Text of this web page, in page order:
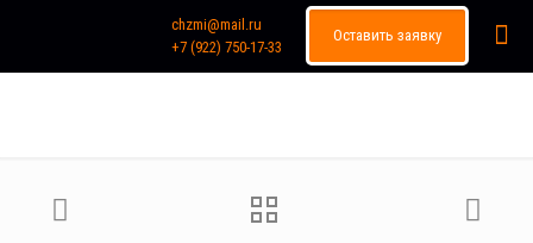
chzmi@mail.ru
+7 (922) 750-17-33
Оставить заявку